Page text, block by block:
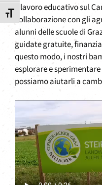
Attiva/disattiva dimensione
Il lavoro educativo sul
collaborazione con gli
alunni delle scuole di
guidate gratuite,
questo modo, i nostri
esplorare e sperimentare
possiamo aiutarli a